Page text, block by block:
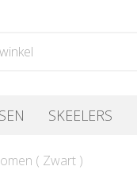
SKEELERS
( Zwart )